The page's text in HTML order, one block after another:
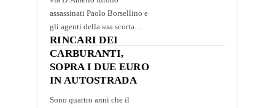
assassinati Paolo Borsellino e
gli agenti della sua scorta....
RINCARI DEI
CARBURANTI,
SOPRA I DUE EURO
IN AUTOSTRADA
Sono quattro anni che il